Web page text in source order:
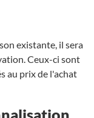
existante, il sera
Ceux-ci sont
au prix de l'achat